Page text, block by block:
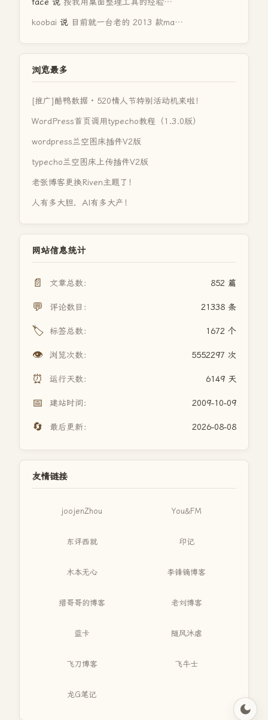
koobai 说 目前就一台老的 2013 款ma…
浏览最多
[推广]酷鸭数据 · 520情人节特别活动机来啦！
WordPress首页调用typecho教程（1.3.0版）
wordpress兰空图床插件V2版
typecho兰空图床上传插件V2版
老张博客更换Riven主题了！
人有多大胆，AI有多大产！
网站信息统计
📄 文章总数： 852 篇
💬 评论数目： 21338 条
🏷️ 标签总数： 1672 个
👁️ 浏览次数： 5552297 次
⏰ 运行天数： 6149 天
📅 建站时间： 2009-10-09
🔄 最后更新： 2026-08-08
友情链接
joojenZhou You&FM
东评西就 印记
木本无心 李锋镝博客
缙哥哥的博客 老刘博客
蓝卡 随风沐虐
飞刀博客 飞牛士
龙G笔记